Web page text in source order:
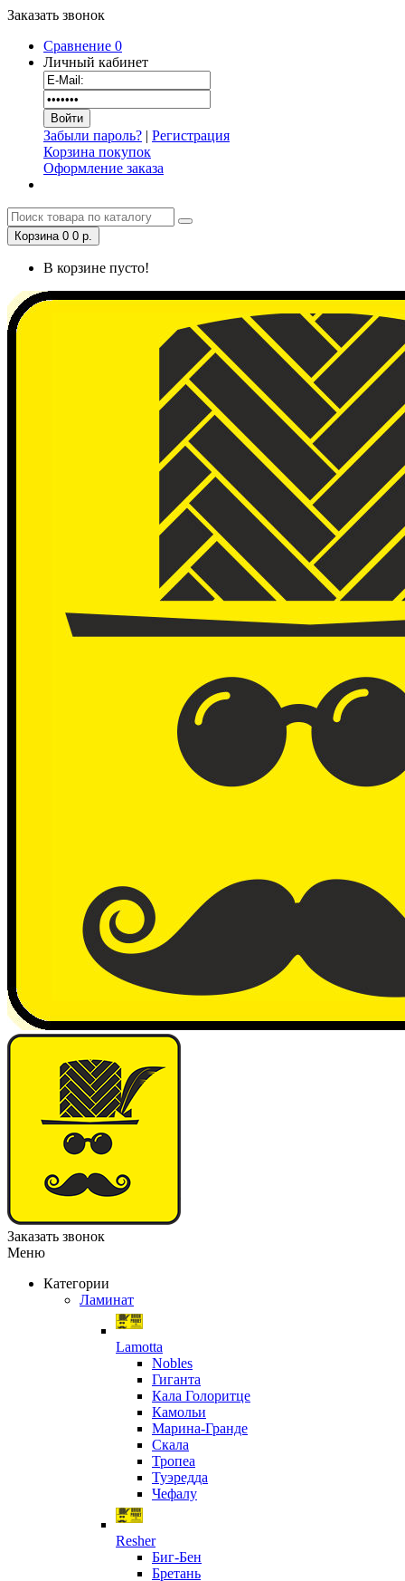
Заказать звонок
Сравнение 0
Личный кабинет
Забыли пароль? | Регистрация
Корзина покупок
Оформление заказа
Корзина 0 0 р.
В корзине пусто!
Заказать звонок
Меню
Категории
Ламинат
Lamotta
Nobles
Гиганта
Кала Голоритце
Камольи
Марина-Гранде
Скала
Тропеа
Туэредда
Чефалу
Resher
Биг-Бен
Бретань